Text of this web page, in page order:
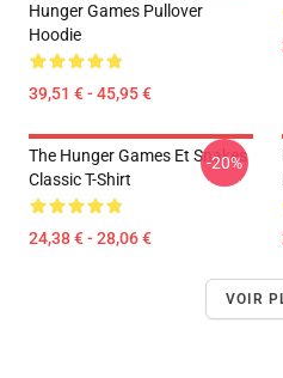
Hunger Games Pullover
Hoodie
39,51 € - 45,95 €
The Hunger Games Et Snakes
Classic T-Shirt
24,38 € - 28,06 €
-20%
VOIR